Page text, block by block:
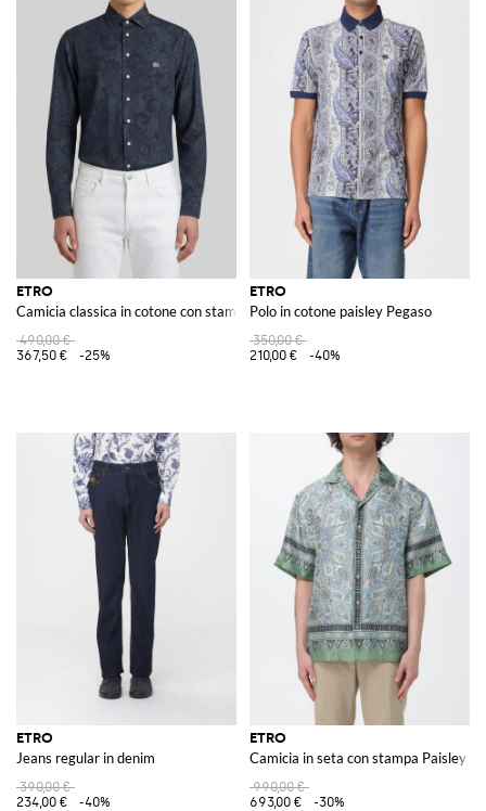
ETRO
Camicia classica in cotone con stampa Paisley
490,00 €
367,50 €
-25%
ETRO
Polo in cotone paisley Pegaso
350,00 €
210,00 €
-40%
ETRO
Jeans regular in denim
390,00 €
234,00 €
-40%
ETRO
Camicia in seta con stampa Paisley
990,00 €
693,00 €
-30%